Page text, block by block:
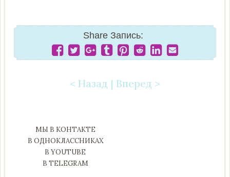
Share Запись:
< Назад | Вперед >
МЫ В КОНТАКТЕ
В ОДНОКЛАССНИКАХ
В YOUTUBE
В TELEGRAM